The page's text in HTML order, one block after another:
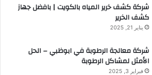
شركة كشف خرير المياه بالكويت | بافضل جهاز
كشف الخرير
يناير 21, 2025
شركة معالجة الرطوبة في ابوظبي – الحل
الأمثل لمشاكل الرطوبة
فبراير 3, 2025